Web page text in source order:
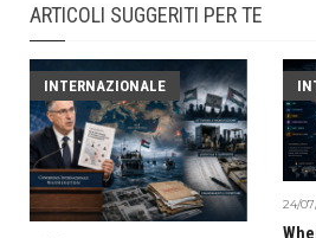
ARTICOLI SUGGERITI PER TE
INTERNAZIONALE
24/